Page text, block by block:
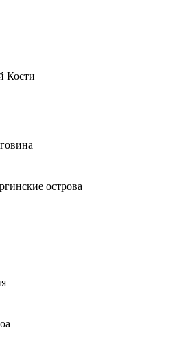
Кости
острова